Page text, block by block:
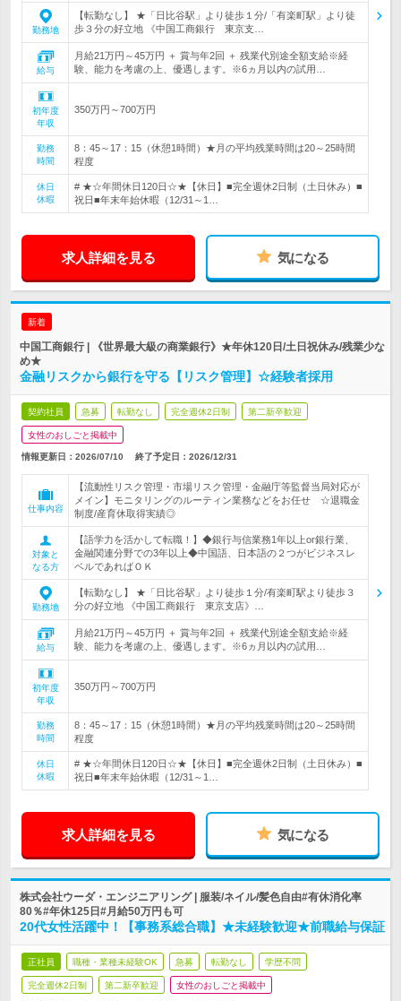
勤務地
【転勤なし】 ★「日比谷駅」より徒歩１分/「有楽町駅」より徒
歩３分の好立地 《中国工商銀行 東京支…
給与
月給21万円～45万円 ＋ 賞与年2回 ＋ 残業代別途全額支給※経
験、能力を考慮の上、優遇します。※6ヵ月以内の試用…
初年度
年収
350万円～700万円
勤務
時間
8：45～17：15（休憩1時間）★月の平均残業時間は20～25時間
程度
休日
休暇
# ★☆年間休日120日☆★【休日】■完全週休2日制（土日休み）■
祝日■年末年始休暇（12/31～1…
求人詳細を見る 気になる
新着
中国工商銀行 | 《世界最大級の商業銀行》★年休120日/土日祝休み/残業少な
め★
金融リスクから銀行を守る【リスク管理】☆経験者採用
契約社員 急募 転勤なし 完全週休2日制 第二新卒歓迎
女性のおしごと掲載中
情報更新日：2026/07/10 終了予定日： 2026/12/31
仕事内容
【流動性リスク管理・市場リスク管理・金融庁等監督当局対応が
メイン】モニタリングのルーティン業務などをお任せ ☆退職金
制度/産育休取得実績◎
対象と
なる方
【語学力を活かして転職！】◆銀行与信業務1年以上or銀行業、
金融関連分野での3年以上◆中国語、日本語の２つがビジネスレ
ベルであればＯＫ
勤務地
【転勤なし】 ★「日比谷駅」より徒歩１分/有楽町駅より徒歩３
分の好立地 《中国工商銀行 東京支店》…
給与
月給21万円～45万円 ＋ 賞与年2回 ＋ 残業代別途全額支給※経
験、能力を考慮の上、優遇します。※6ヵ月以内の試用…
初年度
年収
350万円～700万円
勤務
時間
8：45～17：15（休憩1時間）★月の平均残業時間は20～25時間
程度
休日
休暇
# ★☆年間休日120日☆★【休日】■完全週休2日制（土日休み）■
祝日■年末年始休暇（12/31～1…
求人詳細を見る 気になる
株式会社ウーダ・エンジニアリング | 服装/ネイル/髪色自由#有休消化率
80％#年休125日#月給50万円も可
20代女性活躍中！【事務系総合職】★未経験歓迎★前職給与保証
正社員 職種・業種未経験OK 急募 転勤なし 学歴不問
完全週休2日制 第二新卒歓迎 女性のおしごと掲載中